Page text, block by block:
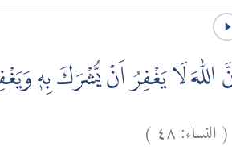
اللّٰهَ لَا يَغْفِرُ اَنْ يُّشْرَكَ بِهٖ
(النساء:٤٨)